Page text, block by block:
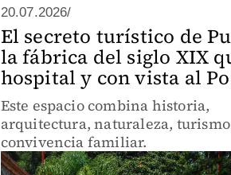
20.07.2026/
El secreto turístico de
la fábrica del siglo XIX
hospital y con vista al
Este espacio combina historia,
arquitectura, naturaleza,
convivencia familiar.